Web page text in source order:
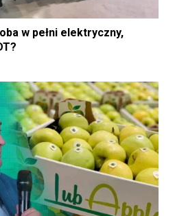
w pełni elektryczny,